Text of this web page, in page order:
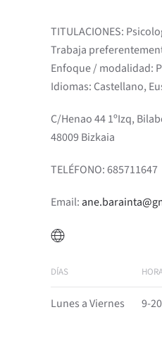
TITULACIONES:
Trabaja
Enfoque / modalidad:
Idiomas: Castellano,
C/Henao 44 1ºIzq,
48009 Bizkaia
TELÉFONO: 685711647
Email:
DÍAS
Lunes a Viernes 9-